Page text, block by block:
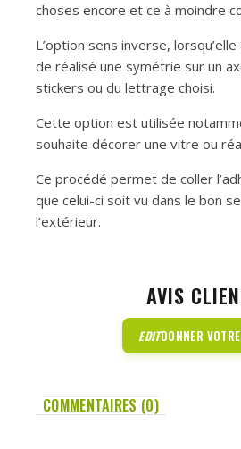
choses encore et ce à moindre
L’option sens inverse,
de réalisé une symétrie sur un
stickers ou du lettrage choisi.
Cette option est utilisée
souhaite décorer une vitre ou
Ce procédé permet de coller
que celui-ci soit vu dans le bon
l’extérieur.
AVIS
EDITDONNER
COMMENTAIRES (0)